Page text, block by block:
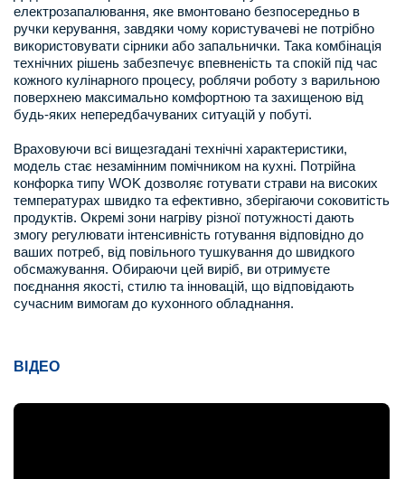
електрозапалювання, яке вмонтовано безпосередньо в
ручки керування, завдяки чому користувачеві не потрібно
використовувати сірники або запальнички. Така комбінація
технічних рішень забезпечує впевненість та спокій під час
кожного кулінарного процесу, роблячи роботу з варильною
поверхнею максимально комфортною та захищеною від
будь-яких непередбачуваних ситуацій у побуті.
Враховуючи всі вищезгадані технічні характеристики,
модель стає незамінним помічником на кухні. Потрійна
конфорка типу WOK дозволяє готувати страви на високих
температурах швидко та ефективно, зберігаючи соковитість
продуктів. Окремі зони нагріву різної потужності дають
змогу регулювати інтенсивність готування відповідно до
ваших потреб, від повільного тушкування до швидкого
обсмажування. Обираючи цей виріб, ви отримуєте
поєднання якості, стилю та інновацій, що відповідають
сучасним вимогам до кухонного обладнання.
ВІДЕО